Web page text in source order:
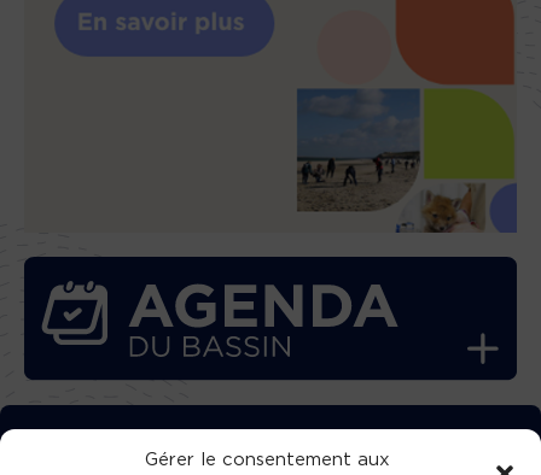
Gérer le consentement aux
TÉLÉCHARGEZ GRATUITEMENT